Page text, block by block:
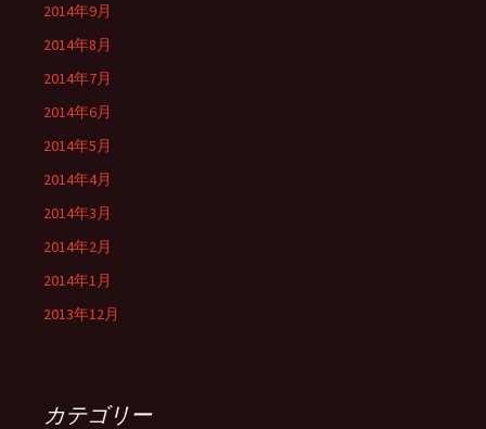
2014年9月
2014年8月
2014年7月
2014年6月
2014年5月
2014年4月
2014年3月
2014年2月
2014年1月
2013年12月
カテゴリー